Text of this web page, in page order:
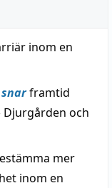
inom en
snarframtid
och
mer
inom en